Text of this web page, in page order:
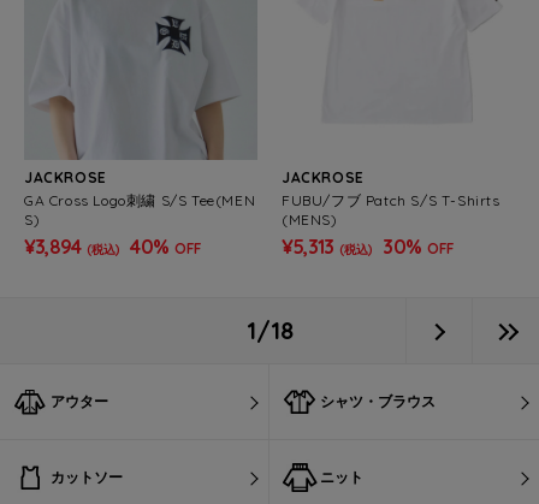
JACKROSE
GA Cross Logo刺繍 S/S Tee(MEN
S)
¥3,894 (税込) 40% OFF
JACKROSE
FUBU/フブ Patch S/S T-Shirts
(MENS)
¥5,313 (税込) 30% OFF
1/18
アウター シャツ・ブラウス
カットソー ニット